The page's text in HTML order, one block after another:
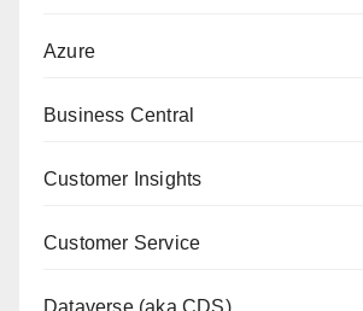
Azure
Business Central
Customer Insights
Customer Service